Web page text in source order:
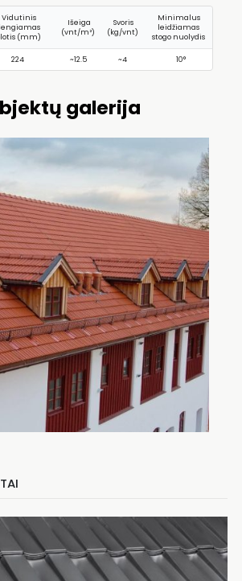
Vidutinis
(mm)
Išeiga
(vnt/m²)
Svoris
(kg/vnt)
Minimalus
leidžiamas
stogo nuolydis
224 ~12.5 ~4 10°
galerija